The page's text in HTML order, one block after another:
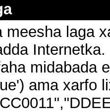
meesha laga
midabada
ama xarfo